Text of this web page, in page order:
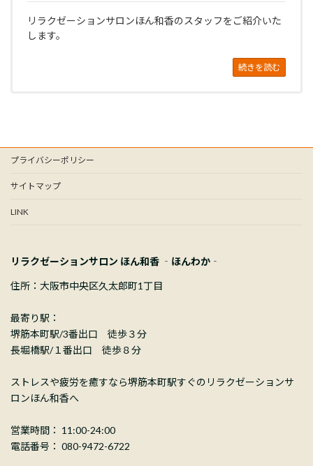
リラクゼーションサロンほん和香のスタッフをご紹介いた
します。
続きを読む
プライバシーポリシー
サイトマップ
LINK
リラクゼーションサロン ほん和香 ‐ほんわか‐
住所：大阪市中央区久太郎町1丁目
最寄り駅：
堺筋本町駅/3番出口 徒歩３分
長堀橋駅/１番出口 徒歩８分
ストレスや疲労を癒すなら堺筋本町駅すぐのリラクゼーションサ
ロンほん和香へ
営業時間： 11:00-24:00
電話番号： 080-9472-6722